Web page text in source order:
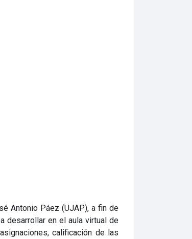
Antonio Páez (UJAP), a fin de
desarrollar en el aula virtual de
calificación de las